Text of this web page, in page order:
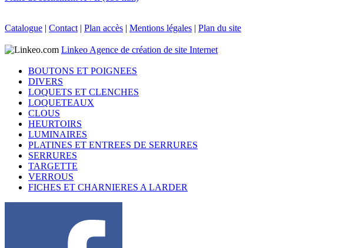
Catalogue | Contact | Plan accès | Mentions légales | Plan du site
Linkeo Agence de création de site Internet
BOUTONS ET POIGNEES
DIVERS
LOQUETS ET CLENCHES
LOQUETEAUX
CLOUS
HEURTOIRS
LUMINAIRES
PLATINES ET ENTREES DE SERRURES
SERRURES
TARGETTE
VERROUS
FICHES ET CHARNIERES A LARDER